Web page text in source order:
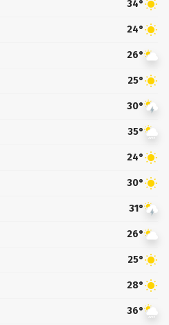
34°
24°
26°
25°
30°
35°
24°
30°
31°
26°
25°
28°
36°